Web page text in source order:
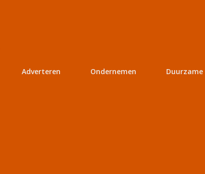
Adverteren Ondernemen Duurzame